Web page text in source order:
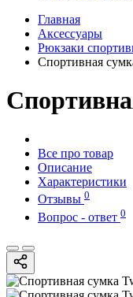
Главная
Аксессуары
Рюкзаки
Спортивная
Все про товар
Описание
Характеристики
Отзывы 0
Вопрос - ответ 0